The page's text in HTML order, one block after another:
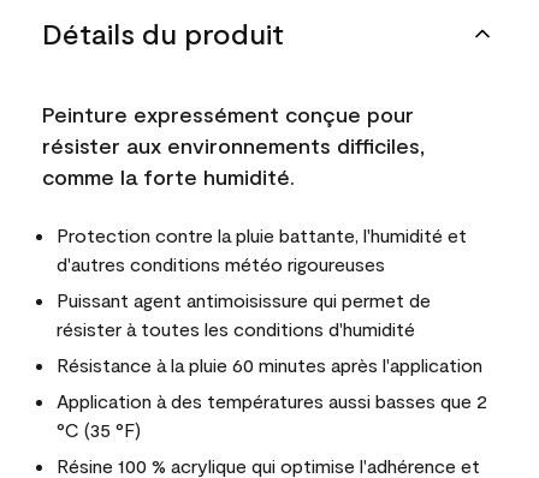
Détails du produit
Peinture expressément conçue pour
résister aux environnements difficiles,
comme la forte humidité.
Protection contre la pluie battante, l'humidité et
d'autres conditions météo rigoureuses
Puissant agent antimoisissure qui permet de
résister à toutes les conditions d'humidité
Résistance à la pluie 60 minutes après l'application
Application à des températures aussi basses que 2
°C (35 °F)
Résine 100 % acrylique qui optimise l'adhérence et